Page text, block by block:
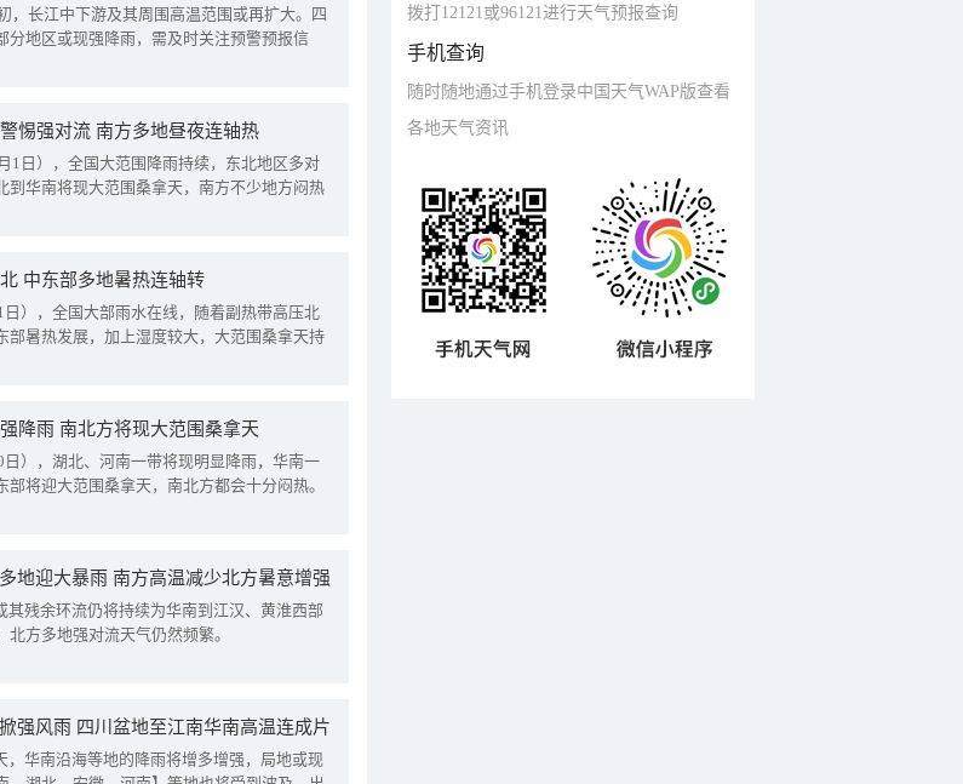
，长江中下游及其周围高温范围或再扩大。四
分地区或现强降雨，需及时关注预警预报信
惕强对流 南方多地昼夜连轴热
1日），全国大范围降雨持续，东北地区多对
到华南将现大范围桑拿天，南方不少地方闷热
中东部多地暑热连轴转
），全国大部雨水在线，随着副热带高压北
部暑热发展，加上湿度较大，大范围桑拿天持
降雨 南北方将现大范围桑拿天
），湖北、河南一带将现明显降雨，华南一
将迎大范围桑拿天，南北方都会十分闷热。
地迎大暴雨 南方高温减少北方暑意增强
其残余环流仍将持续为华南到江汉、黄淮西部
方多地强对流天气仍然频繁。
强风雨 四川盆地至江南华南高温连成片
，华南沿海等地的降雨将增多增强，局地或现
拨打12121或96121进行天气预报查询
手机查询
随时随地通过手机登录中国天气WAP版查看
各地天气资讯